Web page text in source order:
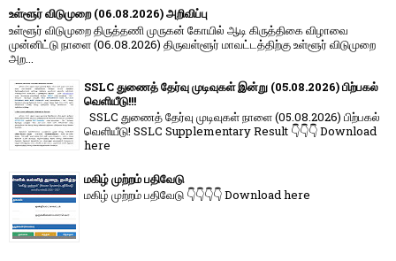
உள்ளூர் விடுமுறை (06.08.2026) அறிவிப்பு
உள்ளூர் விடுமுறை திருத்தணி முருகன் கோயில் ஆடி கிருத்திகை விழாவை
முன்னிட்டு நாளை (06.08.2026) திருவள்ளூர் மாவட்டத்திற்கு உள்ளூர் விடுமுறை
அற...
SSLC துணைத் தேர்வு முடிவுகள் இன்று (05.08.2026) பிற்பகல்
வெளியீடு!!!
SSLC துணைத் தேர்வு முடிவுகள் நாளை (05.08.2026) பிற்பகல்
வெளியீடு! SSLC Supplementary Result 👇👇👇 Download
here
மகிழ் முற்றம் பதிவேடு
மகிழ் முற்றம் பதிவேடு 👇👇👇👇 Download here